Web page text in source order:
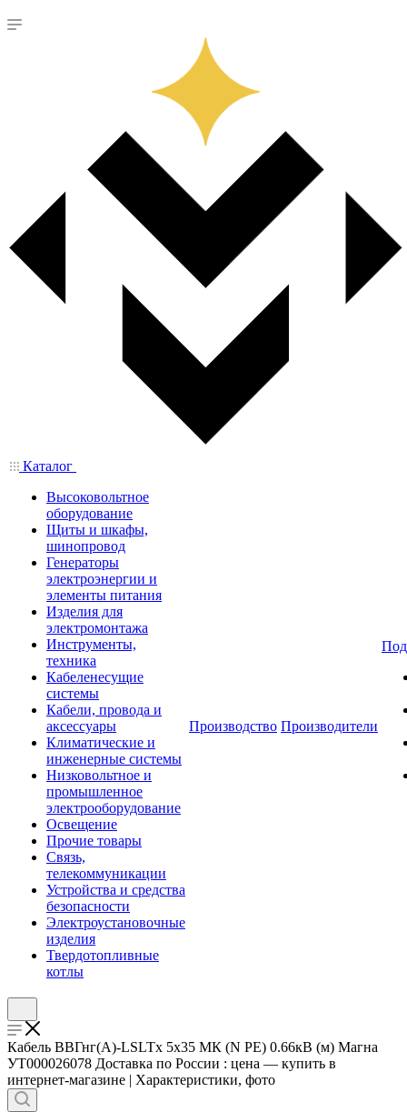
Каталог
Высоковольтное
оборудование
Щиты и шкафы,
шинопровод
Генераторы
электроэнергии и
элементы питания
Изделия для
электромонтажа
Инструменты,
техника
Кабеленесущие
системы
Кабели, провода и
аксессуары
Климатические и
инженерные системы
Низковольтное и
промышленное
электрооборудование
Освещение
Прочие товары
Связь,
телекоммуникации
Устройства и средства
безопасности
Электроустановочные
изделия
Твердотопливные
котлы
Производство Производители
Кабель ВВГнг(А)-LSLTx 5х35 МК (N PE) 0.66кВ (м) Магна
УТ000026078 Доставка по России : цена — купить в
интернет-магазине | Характеристики, фото